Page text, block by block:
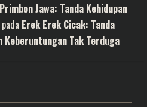
Jawa: Tanda Kehidupan
pada Erek Erek Cicak: Tanda
Keberuntungan Tak Terduga